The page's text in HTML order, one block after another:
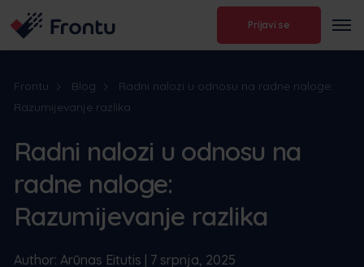
Prijavi se
Frontu Blog
Radni nalozi u odnosu na radne naloge:
Razumijevanje razlika
Radni nalozi u odnosu na
radne naloge:
Razumijevanje razlika
Author: Arūnas Eitutis | 7 srpnja, 2025